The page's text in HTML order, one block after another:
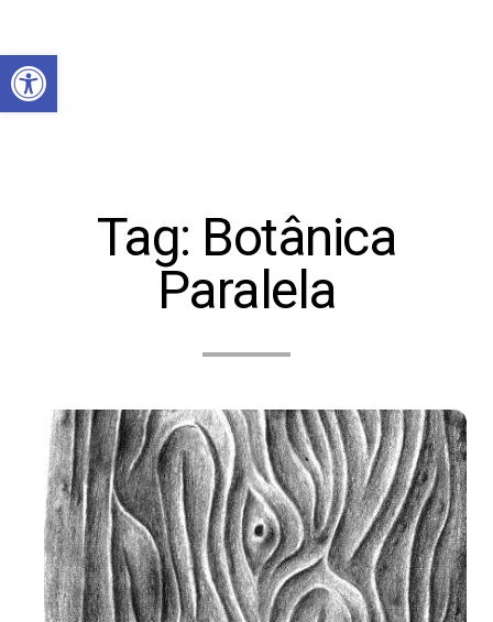
Abrir a barra de ferramentas
Tag: Botânica
Paralela